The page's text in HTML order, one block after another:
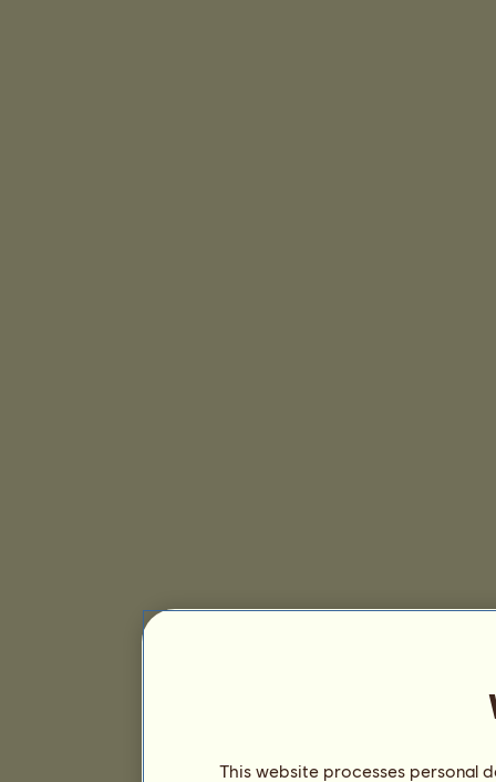
This website processes personal